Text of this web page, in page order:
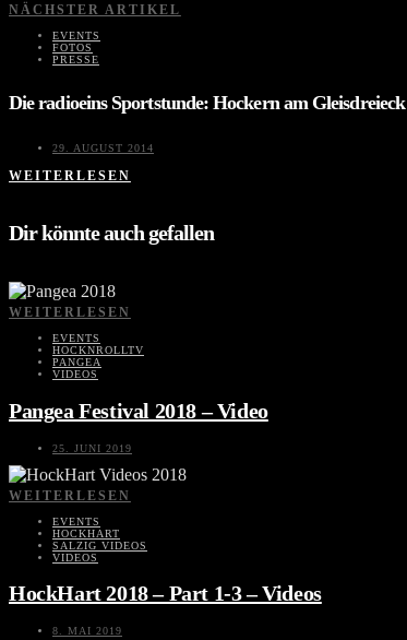
NÄCHSTER ARTIKEL
EVENTS
FOTOS
PRESSE
Die radioeins Sportstunde: Hockern am Gleisdreieck
29. AUGUST 2014
WEITERLESEN
Dir könnte auch gefallen
WEITERLESEN
EVENTS
HOCKNROLLTV
PANGEA
VIDEOS
Pangea Festival 2018 – Video
25. JUNI 2019
WEITERLESEN
EVENTS
HOCKHART
SALZIG VIDEOS
VIDEOS
HockHart 2018 – Part 1-3 – Videos
8. MAI 2019